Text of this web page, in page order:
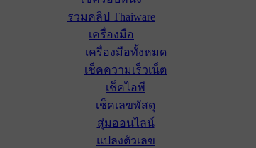
รวมคลิป Thaiware
เครื่องมือ
เครื่องมือทั้งหมด
เช็คความเร็วเน็ต
เช็คไอพี
เช็คเลขพัสดุ
สุ่มออนไลน์
แปลงตัวเลข